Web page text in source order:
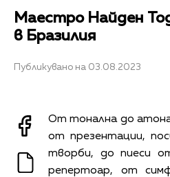
Маестро Найден
в Бразилия
Публикувано на 03.08.2023
От тонална до
от презентации,
творби, до пиеси
репертоар, от